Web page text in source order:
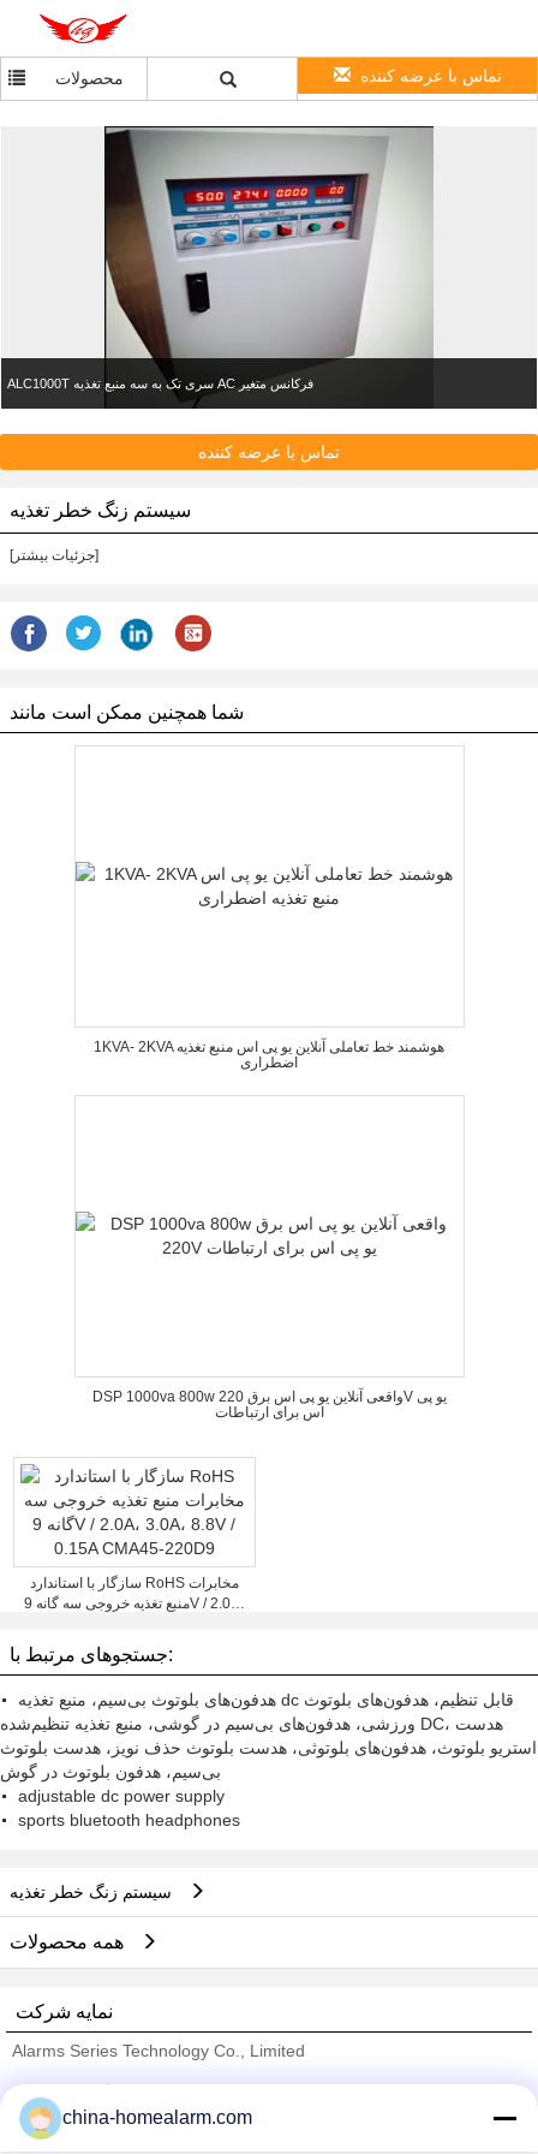
محصولات تماس با عرضه کننده
ALC1000T سری تک به سه منبع تغذیه AC فرکانس متغیر
تماس با عرضه کننده
سیستم زنگ خطر تغذیه
[جزئیات بیشتر]
شما همچنین ممکن است مانند
1KVA- 2KVA هوشمند خط تعاملی آنلاین یو پی اس منبع تغذیه
اضطراری
DSP 1000va 800w واقعی آنلاین یو پی اس برق 220V یو پی
اس برای ارتباطات
سازگار با استاندارد RoHS مخابرات
منبع تغذیه خروجی سه گانه 9V / 2.0A،
جستجوهای مرتبط با:
هدفون‌های بلوتوث بی‌سیم، منبع تغذیه dc قابل تنظیم، هدفون‌های بلوتوث
ورزشی، هدفون‌های بی‌سیم در گوشی، منبع تغذیه تنظیم‌شده DC، هدست
استریو بلوتوث، هدفون‌های بلوتوثی، هدست بلوتوث حذف نویز، هدست بلوتوث
بی‌سیم، هدفون بلوتوث در گوش
adjustable dc power supply
sports bluetooth headphones
نمایه شرکت
Alarms Series Technology Co., Limited
Trust Seal
Verified Suplier
china-homealarm.com